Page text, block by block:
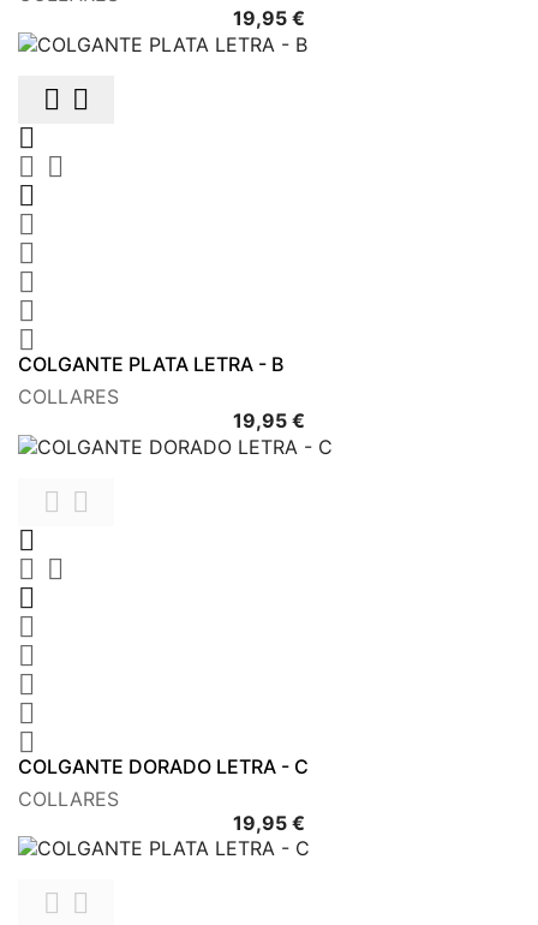
19,95 €
 

 






COLGANTE PLATA LETRA - B
COLLARES
19,95 €
 

 






COLGANTE DORADO LETRA - C
COLLARES
19,95 €

